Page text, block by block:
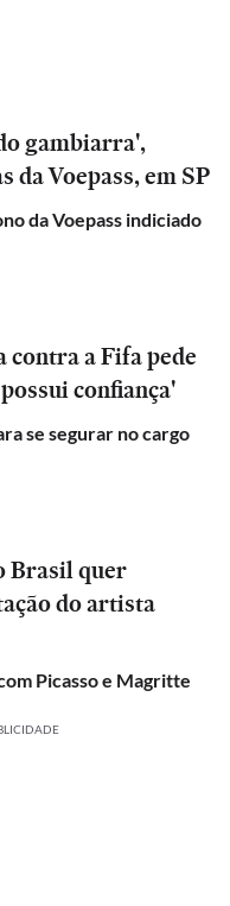
gambiarra',
Voepass, em SP
da Voepass indiciado
contra a Fifa pede
confiança'
se segurar no cargo
Brasil quer
do artista
Picasso e Magritte